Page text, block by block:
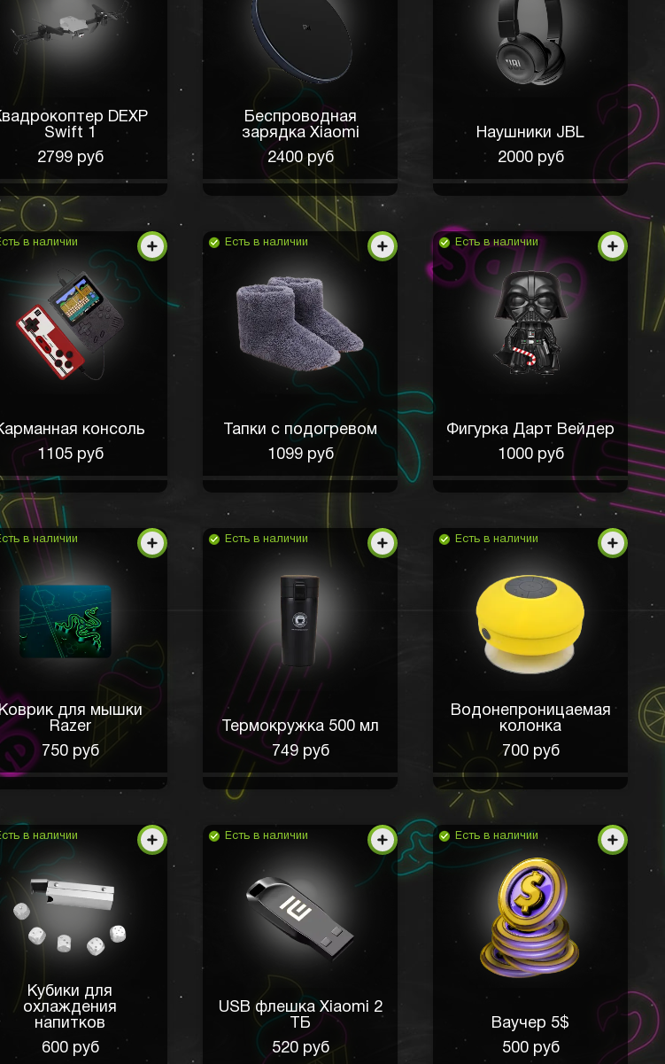
DEXP
Swift 1
2799 руб
Беспроводная
зарядка Xiaomi
2400 руб
Наушники JBL
2000 руб
в наличии
консоль
1105 руб
Есть в наличии
Тапки с подогревом
1099 руб
Есть в наличии
Фигурка Дарт Вейдер
1000 руб
в наличии
для мышки
Razer
750 руб
Есть в наличии
Термокружка 500 мл
749 руб
Есть в наличии
Водонепроницаемая
колонка
700 руб
в наличии
Кубики для
охлаждения
напитков
600 руб
Есть в наличии
USB флешка Xiaomi 2
ТБ
520 руб
Есть в наличии
Ваучер 5$
500 руб